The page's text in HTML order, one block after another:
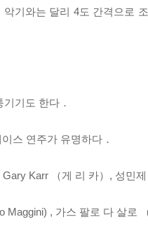
기와는 달리 4도 간격으로
기도 한다．
스 연주가 유명하다．
Karr （게 리 카）, 성민
Maggini) , 가스 팔로 다 살로